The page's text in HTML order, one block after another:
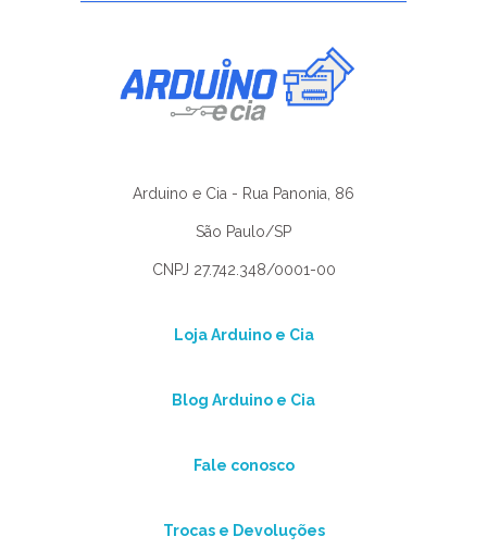
Arduino e Cia - Rua Panonia, 86
São Paulo/SP
CNPJ 27.742.348/0001-00
Loja Arduino e Cia
Blog Arduino e Cia
Fale conosco
Trocas e Devoluções